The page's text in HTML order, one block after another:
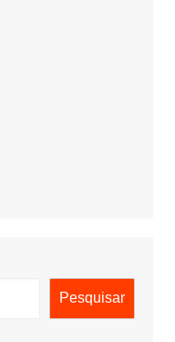
Pesquisar